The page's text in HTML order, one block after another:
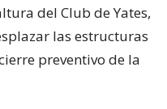
del Club de Yates,
las estructuras
preventivo de la